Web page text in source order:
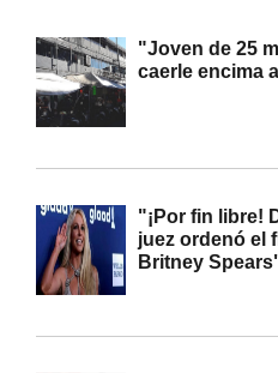
"Joven de 25
caerle encima
"¡Por fin libre!
juez ordenó el
Britney